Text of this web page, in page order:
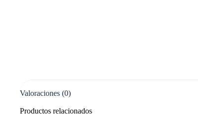
Valoraciones (0)
Productos relacionados